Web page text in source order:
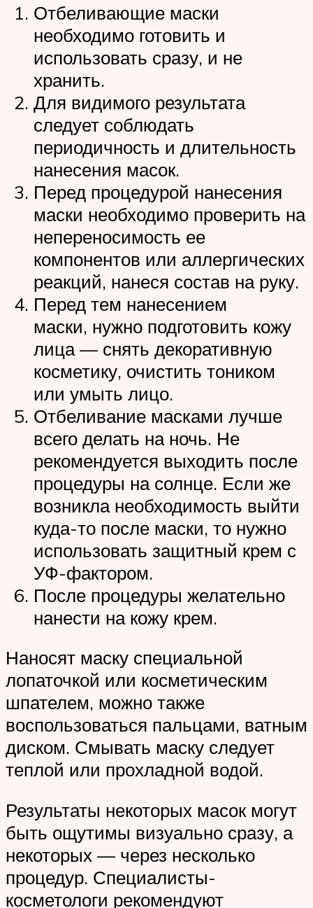
Отбеливающие маски
необходимо готовить и
использовать сразу, и не
хранить.
Для видимого результата
следует соблюдать
периодичность и длительность
нанесения масок.
Перед процедурой нанесения
маски необходимо проверить на
непереносимость ее
компонентов или аллергических
реакций, нанеся состав на руку.
Перед тем нанесением
маски, нужно подготовить кожу
лица — снять декоративную
косметику, очистить тоником
или умыть лицо.
Отбеливание масками лучше
всего делать на ночь. Не
рекомендуется выходить после
процедуры на солнце. Если же
возникла необходимость выйти
куда-то после маски, то нужно
использовать защитный крем с
УФ-фактором.
После процедуры желательно
нанести на кожу крем.
Наносят маску специальной
лопаточкой или косметическим
шпателем, можно также
воспользоваться пальцами, ватным
диском. Смывать маску следует
теплой или прохладной водой.
Результаты некоторых масок могут
быть ощутимы визуально сразу, а
некоторых — через несколько
процедур. Специалисты-
косметологи рекомендуют